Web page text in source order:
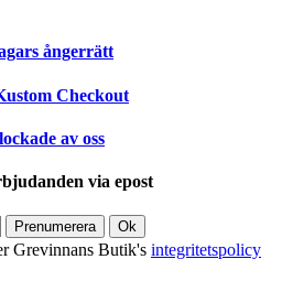
ångerrätt
Checkout
av oss
via epost
Grevinnans Butik's integritetspolicy